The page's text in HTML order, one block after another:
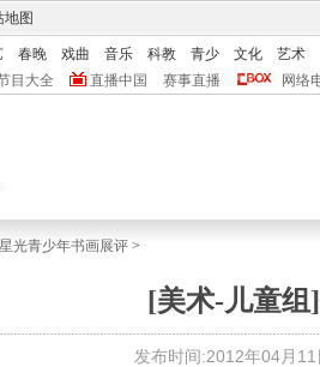
地图
春晚 戏曲 音乐 科教 青少 文化
艺术
目大全 直播中国 赛事直播 网络
光青少年书画展评 >
[美术-儿童组
发布时间:2012年04月